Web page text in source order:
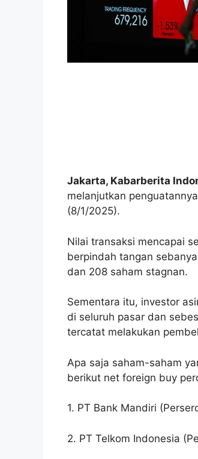
Jakarta, Kabarberita
melanjutkan
(8/1/2025).
Nilai transaksi mencapai
berpindah tangan
dan 208 saham stagnan.
Sementara itu, investor
di seluruh pasar dan
tercatat melakukan
Apa saja saham-saham
berikut net foreign buy
1. PT Bank Mandiri
2. PT Telkom Indonesia